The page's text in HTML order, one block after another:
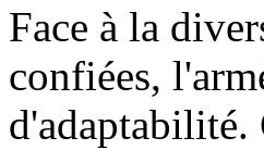
Face à la
confiées,
d'adaptabilité.